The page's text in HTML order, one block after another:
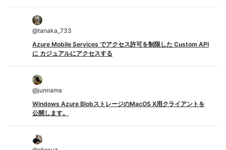
@tanaka_733
Azure Mobile Services でアクセス許可を制限した Custom API
に カジュアルにアクセスする
@junnama
Windows Azure BlobストレージのMacOS X用クライアントを
公開します。